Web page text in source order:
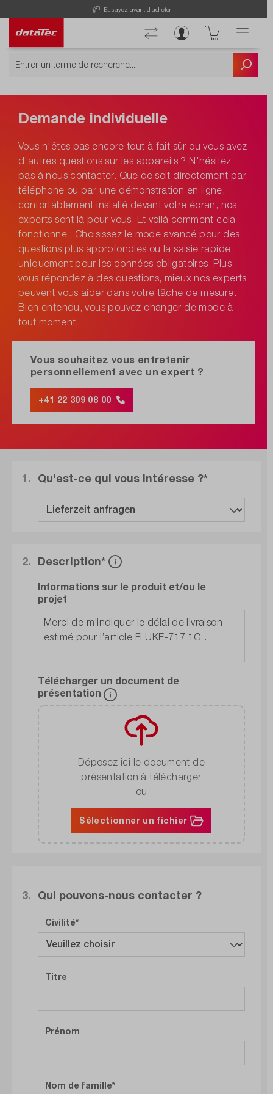
Essayez avant d'acheter !
Demande individuelle
Vous n'êtes pas encore tout à fait sûr ou vous avez
d'autres questions sur les appareils ? N'hésitez
pas à nous contacter. Que ce soit directement par
téléphone ou par une démonstration en ligne,
confortablement installé devant votre écran, nos
experts sont là pour vous. Et voilà comment cela
fonctionne : Choisissez le mode avancé pour des
questions plus approfondies ou la saisie rapide
uniquement pour les données obligatoires. Plus
vous répondez à des questions, mieux nos experts
peuvent vous aider dans votre tâche de mesure.
Bien entendu, vous pouvez changer de mode à
tout moment.
Vous souhaitez vous entretenir
personnellement avec un expert ?
+41 22 309 08 00
Qu'est-ce qui vous intéresse ?*
1.
Description*
2.
Informations sur le produit et/ou le
projet
Télécharger un document de
présentation
Déposez ici le document de
présentation à télécharger
ou
Sélectionner un fichier
Qui pouvons-nous contacter ?
3.
Civilité
Titre
Prénom
Nom de famille